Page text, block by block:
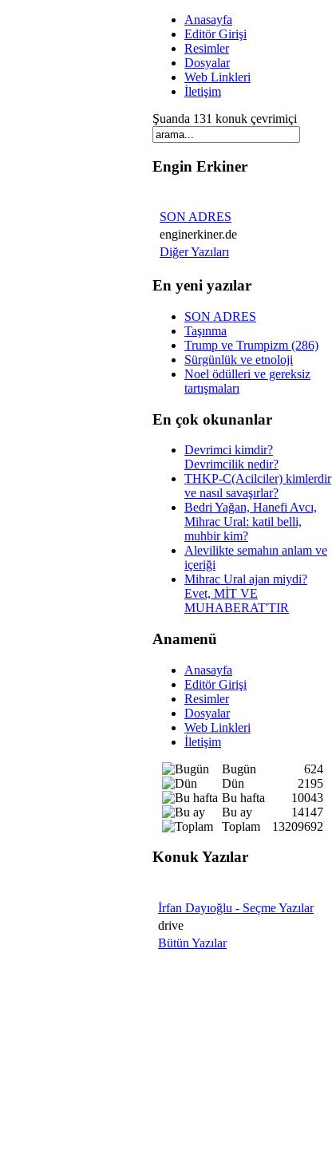
Anasayfa
Editör Girişi
Resimler
Dosyalar
Web Linkleri
İletişim
Şuanda 131 konuk çevrimiçi
Engin Erkiner
SON ADRES
enginerkiner.de
Diğer Yazıları
En yeni yazılar
SON ADRES
Taşınma
Trump ve Trumpizm (286)
Sürgünlük ve etnoloji
Noel ödülleri ve gereksiz
tartışmaları
En çok okunanlar
Devrimci kimdir?
Devrimcilik nedir?
THKP-C(Acilciler) kimlerdir
ve nasıl savaşırlar?
Bedri Yağan, Hanefi Avcı,
Mihrac Ural: katil belli,
muhbir kim?
Alevilikte semahın anlam ve
içeriği
Mihrac Ural ajan miydi?
Evet, MİT VE
MUHABERAT'TIR
Anamenü
Anasayfa
Editör Girişi
Resimler
Dosyalar
Web Linkleri
İletişim
Bugün
624
Dün
2195
Bu hafta
10043
Bu ay
14147
Toplam
13209692
Konuk Yazılar
İrfan Dayıoğlu - Seçme Yazılar
drive
Bütün Yazılar